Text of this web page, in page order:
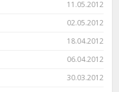
11.05.2012
02.05.2012
18.04.2012
06.04.2012
30.03.2012